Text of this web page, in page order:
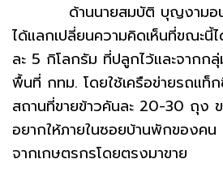
ด้านนายสมบัติ บุญงามอน
ได้แลกเปลี่ยนความคิดเห็นที่ขณะนี้
ละ 5 กิโลกรัม ที่ปลูกไว้และจากกลุ่
พื้นที่ กทม. โดยใช้เครือข่ายรถแท็ก
สถานที่ขายข้าวคันละ 20-30 ถุง
อยากให้ภายในซอยบ้านพักของค
จากเกษตรกรโดยตรงมาขาย